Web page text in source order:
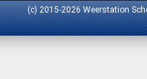
(c) 2015-2026 Weerstation